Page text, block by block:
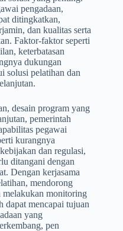
pengadaan,
ditingkatkan,
dan kualitas serta
Faktor-faktor seperti
keterbatasan
dukungan
solusi pelatihan dan
desain program yang
pemerintah
pegawai
kurangnya
dan regulasi,
ditangani dengan
Dengan kerjasama
mendorong
melakukan monitoring
dapat mencapai tujuan
yang
pen